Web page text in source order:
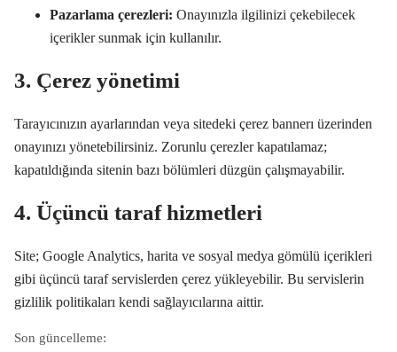
Pazarlama çerezleri: Onayınızla ilgilinizi çekebilecek
içerikler sunmak için kullanılır.
3. Çerez yönetimi
Tarayıcınızın ayarlarından veya sitedeki çerez bannerı üzerinden
onayınızı yönetebilirsiniz. Zorunlu çerezler kapatılamaz;
kapatıldığında sitenin bazı bölümleri düzgün çalışmayabilir.
4. Üçüncü taraf hizmetleri
Site; Google Analytics, harita ve sosyal medya gömülü içerikleri
gibi üçüncü taraf servislerden çerez yükleyebilir. Bu servislerin
gizlilik politikaları kendi sağlayıcılarına aittir.
Son güncelleme: